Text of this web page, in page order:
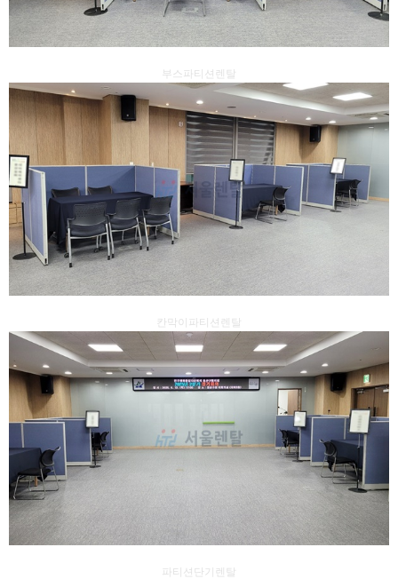
부스파티션렌탈
칸막이파티션렌탈
파티션단기렌탈